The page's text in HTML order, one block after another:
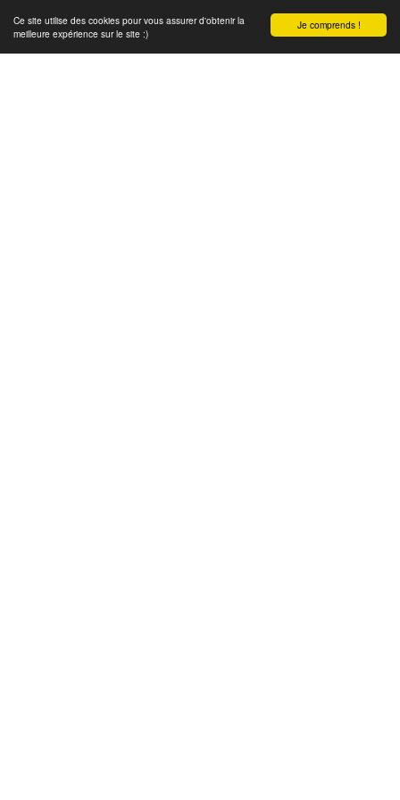
Je comprends !
Ce site utilise des cookies pour vous assurer d'obtenir la
meilleure expérience sur le site :)